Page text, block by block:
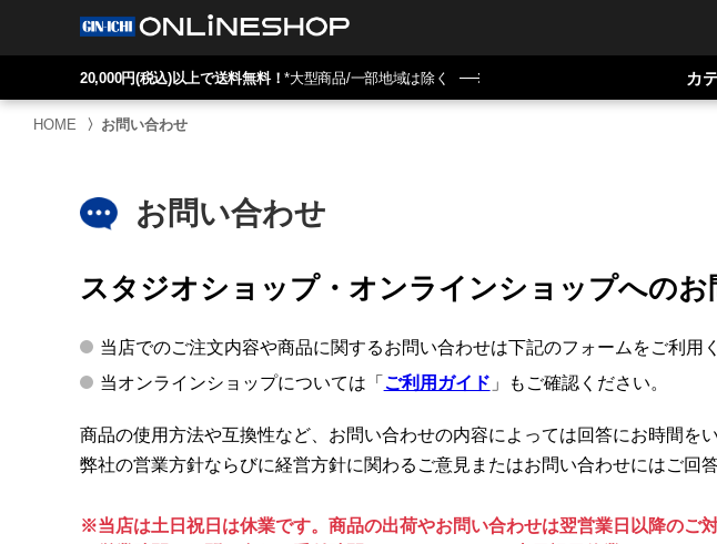
20,000円(税込)以上で送料無料！*大型商品/一部地域は除く カ
HOME 〉 お問い合わせ
お問い合わせ
スタジオショップ・オンラインショップへのお
当店でのご注文内容や商品に関するお問い合わせは下記のフォームをご利用
当オンラインショップについては「 ご利用ガイド 」もご確認ください。
商品の使用方法や互換性など、お問い合わせの内容によっては回答にお時間を
弊社の営業方針ならびに経営方針に関わるご意見またはお問い合わせにはご回
※当店は土日祝日は休業です。商品の出荷やお問い合わせは翌営業日以降のご対